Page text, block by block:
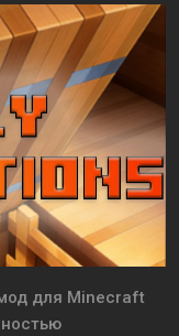
для Minecraft